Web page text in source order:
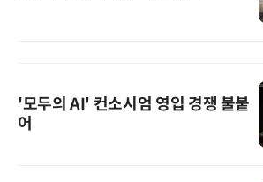
'모두의 AI' 컨소시엄 영입 경쟁 불붙
어